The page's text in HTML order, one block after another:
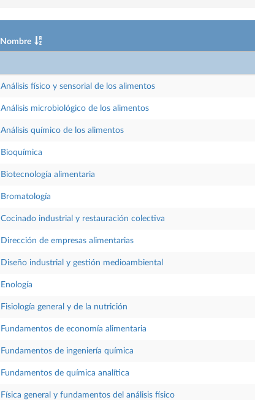
Nombre
Análisis físico y sensorial de los alimentos
Análisis microbiológico de los alimentos
Análisis químico de los alimentos
Bioquímica
Biotecnología alimentaria
Bromatología
Cocinado industrial y restauración colectiva
Dirección de empresas alimentarias
Diseño industrial y gestión medioambiental
Enología
Fisiología general y de la nutrición
Fundamentos de economía alimentaria
Fundamentos de ingeniería química
Fundamentos de química analítica
Física general y fundamentos del análisis físico